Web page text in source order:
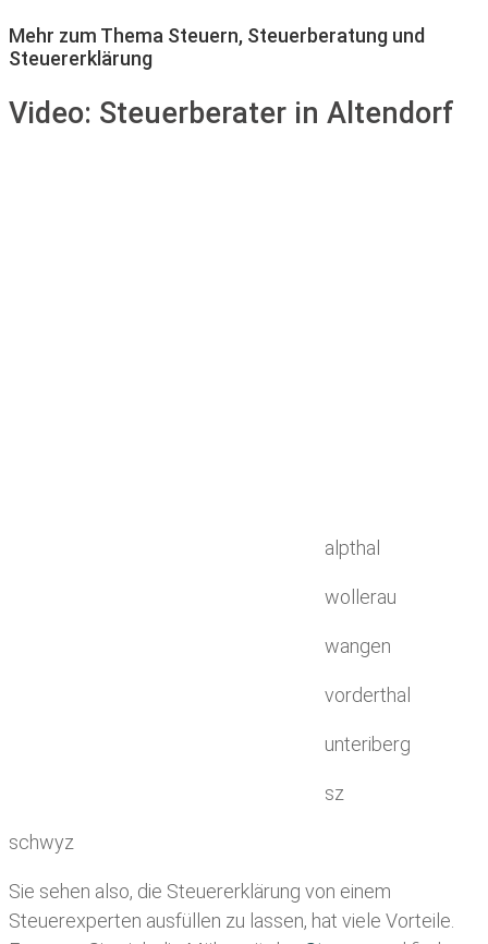
Mehr zum Thema Steuern, Steuerberatung und
Steuererklärung
Video: Steuerberater in Altendorf
alpthal
wollerau
wangen
vorderthal
unteriberg
sz
schwyz
Sie sehen also, die Steuererklärung von einem
Steuerexperten ausfüllen zu lassen, hat viele Vorteile.